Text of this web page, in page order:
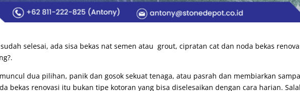
selesai, ada sisa bekas nat semen atau grout, cipratan cat dan noda bekas
dua pilihan, panik dan gosok sekuat tenaga, atau pasrah dan membiarkan
bekas renovasi itu bukan tipe kotoran yang bisa diselesaikan dengan cara harian.